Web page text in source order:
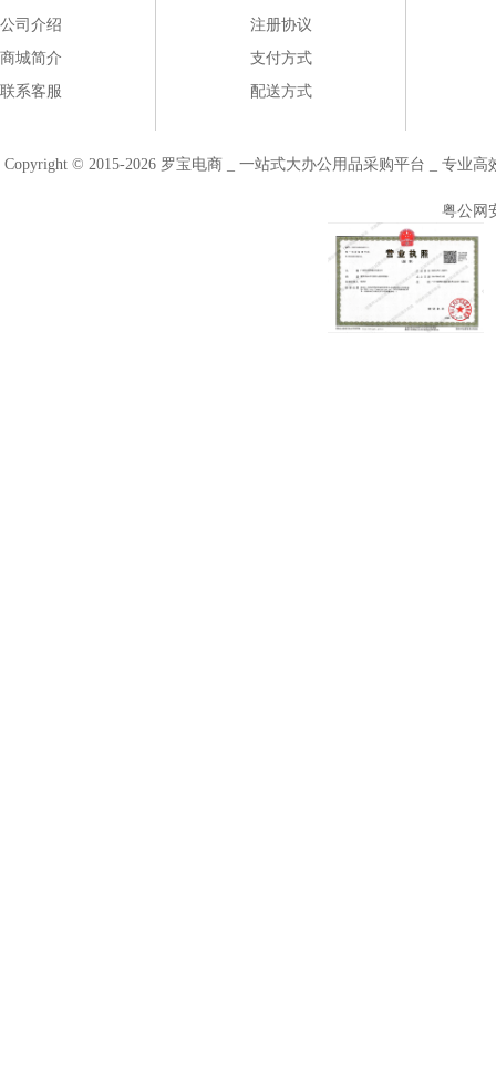
公司介绍
商城简介
联系客服
注册协议
支付方式
配送方式
Copyright © 2015-2026 罗宝电商 _ 一站式大办公用品采购平台 _ 专业
粤公网